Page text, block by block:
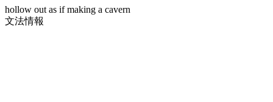
hollow out as if making a cavern
文法情報